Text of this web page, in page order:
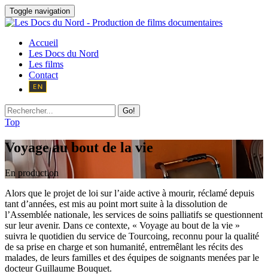
Toggle navigation
Accueil
Les Docs du Nord
Les films
Contact
Go!
Top
Voyage au bout de la vie
En production
Alors que le projet de loi sur l’aide active à mourir, réclamé depuis
tant d’années, est mis au point mort suite à la dissolution de
l’Assemblée nationale, les services de soins palliatifs se questionnent
sur leur avenir. Dans ce contexte, « Voyage au bout de la vie »
suivra le quotidien du service de Tourcoing, reconnu pour la qualité
de sa prise en charge et son humanité, entremêlant les récits des
malades, de leurs familles et des équipes de soignants menées par le
docteur Guillaume Bouquet.